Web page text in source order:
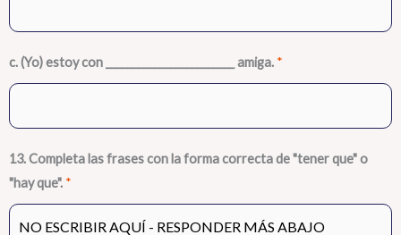
c. (Yo) estoy con ________________________ amiga. *
13. Completa las frases con la forma correcta de "tener que" o
"hay que". *